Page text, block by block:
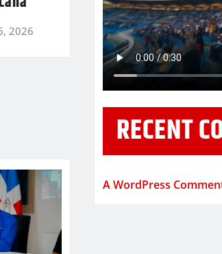
2026
RECENT
A WordPress